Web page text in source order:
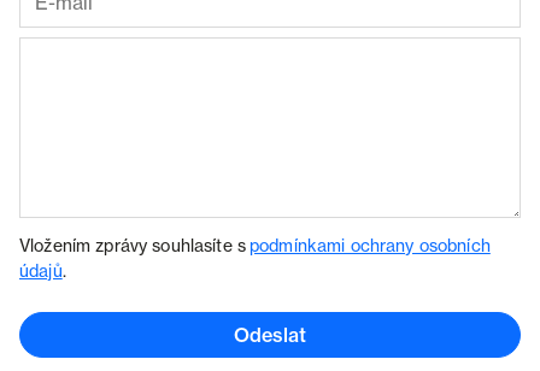
Vložením zprávy souhlasíte spodmínkami ochrany osobních
údajů.
Odeslat